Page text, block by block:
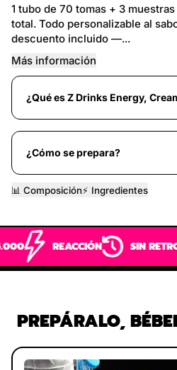
1 tubo de 70 tomas + 3
total. Todo personalizable al
descuento incluido —...
Más información
¿Qué es Z Drinks Energy,
¿Cómo se prepara?
📊 Composición⚡️ Ingredientes
SIN RETROGUSTO
PREPÁRALO,